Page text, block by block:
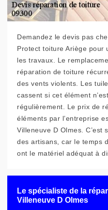
Demandez le devis pas
Protect toiture Ariège pour
les travaux. Le
réparation de toiture
des vents violents. Les
cassent si cet élément
régulièrement. Le prix de
éléments par l’entreprise
Villeneuve D Olmes. C’est
des artisans, car le temps
ont le matériel adéquat à
Le spécialiste de la
Villeneuve D Olmes